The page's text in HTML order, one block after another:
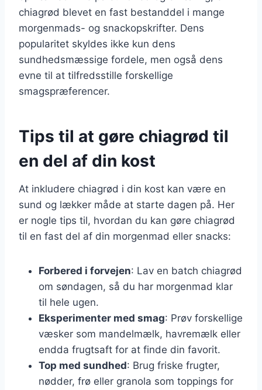
chiagrød blevet en fast bestanddel i mange
morgenmads- og snackopskrifter. Dens
popularitet skyldes ikke kun dens
sundhedsmæssige fordele, men også dens
evne til at tilfredsstille forskellige
smagspræferencer.
Tips til at gøre chiagrød til
en del af din kost
At inkludere chiagrød i din kost kan være en
sund og lækker måde at starte dagen på. Her
er nogle tips til, hvordan du kan gøre chiagrød
til en fast del af din morgenmad eller snacks:
Forbered i forvejen: Lav en batch chiagrød
om søndagen, så du har morgenmad klar
til hele ugen.
Eksperimenter med smag: Prøv forskellige
væsker som mandelmælk, havremælk eller
endda frugtsaft for at finde din favorit.
Top med sundhed: Brug friske frugter,
nødder, frø eller granola som toppings for